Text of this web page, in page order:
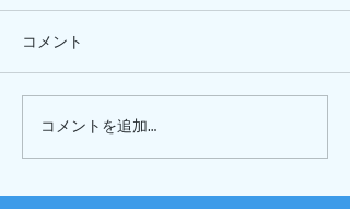
ピナイ半日+釣りツアー
コメント
コメントを追加…